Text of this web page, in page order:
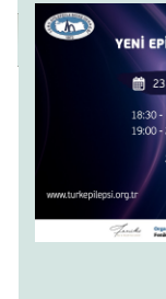
Editorial Policies